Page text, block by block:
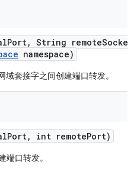
Port, String remoteSocket
namespace)
套接字之间创建端口转发。
Port, int remotePort)
端口转发。